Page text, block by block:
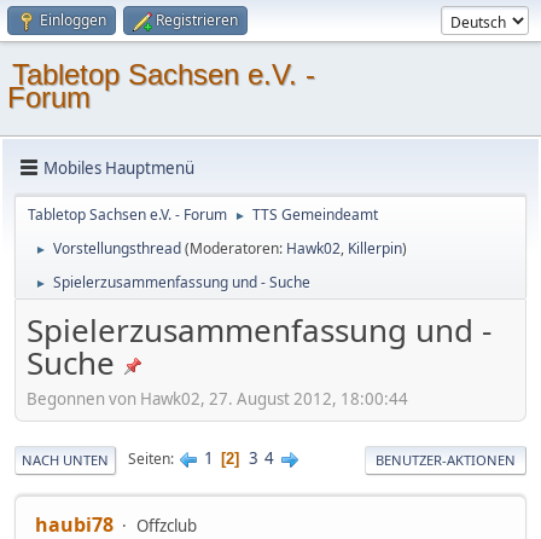
Einloggen Registrieren
Tabletop Sachsen e.V. -
Forum
Mobiles Hauptmenü
Tabletop Sachsen e.V. - Forum ► TTS Gemeindeamt
► Vorstellungsthread(Moderatoren: Hawk02, Killerpin)
► Spielerzusammenfassung und - Suche
Spielerzusammenfassung und -
Suche
Begonnen von Hawk02, 27. August 2012, 18:00:44
NACH UNTEN Seiten 1 2 3 4 BENUTZER-AKTIONEN
haubi78
Offzclub